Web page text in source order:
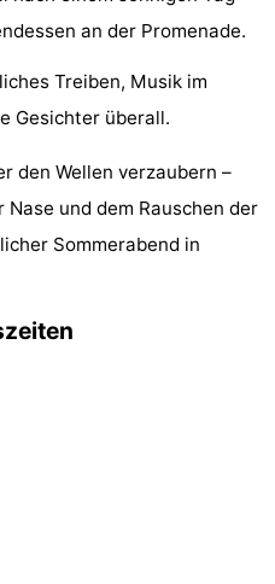
an der Promenade.
Treiben, Musik im
Gesichter überall.
den Wellen verzaubern –
und dem Rauschen der
Sommerabend in